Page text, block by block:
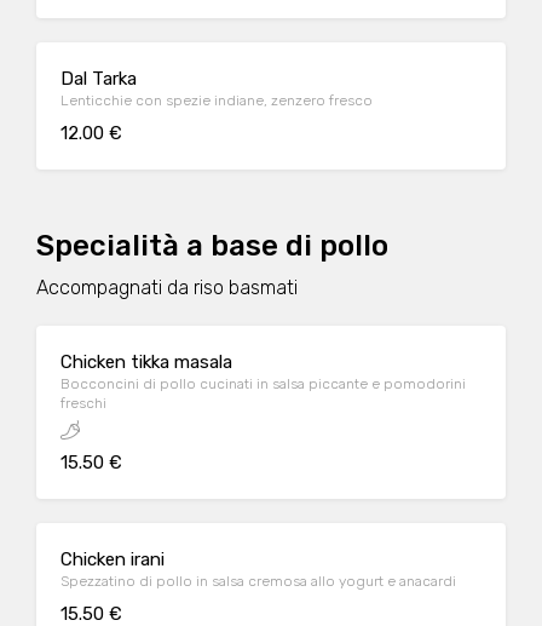
Dal Tarka
Lenticchie con spezie indiane, zenzero fresco
12.00 €
Specialità a base di pollo
Accompagnati da riso basmati
Chicken tikka masala
Bocconcini di pollo cucinati in salsa piccante e pomodorini
freschi
15.50 €
Chicken irani
Spezzatino di pollo in salsa cremosa allo yogurt e anacardi
15.50 €